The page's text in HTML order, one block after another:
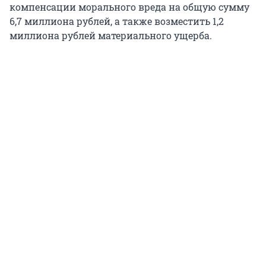
компенсации морального вреда на общую сумму
6,7 миллиона рублей, а также возместить 1,2
миллиона рублей материального ущерба.